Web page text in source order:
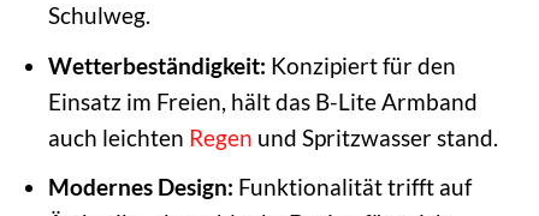
Schulweg.
Wetterbeständigkeit: Konzipiert für den
Einsatz im Freien, hält das B-Lite Armband
auch leichten Regen und Spritzwasser stand.
Modernes Design: Funktionalität trifft auf